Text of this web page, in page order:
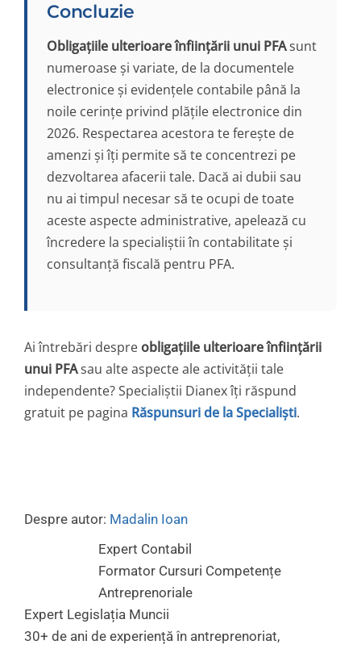
Concluzie
Obligațiile ulterioare înființării unui PFAsunt
numeroase și variate, de la documentele
electronice și evidențele contabile până la
noile cerințe privind plățile electronice din
2026. Respectarea acestora te ferește de
amenzi și îți permite să te concentrezi pe
dezvoltarea afacerii tale. Dacă ai dubii sau
nu ai timpul necesar să te ocupi de toate
aceste aspecte administrative, apelează cu
încredere la specialiștii în contabilitate și
consultanță fiscală pentru PFA.
Ai întrebări despreobligațiile ulterioare înființării
unui PFAsau alte aspecte ale activității tale
independente? Specialiștii Dianex îți răspund
gratuit pe pagina Răspunsuri de la Specialiști.
Despre autor: Madalin Ioan
Expert Contabil
Formator Cursuri Competențe
Antreprenoriale
Expert Legislația Muncii
30+ de ani de experiență în antreprenoriat,